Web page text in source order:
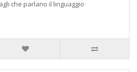
che parlano il linguaggio